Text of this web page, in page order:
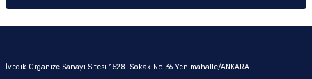
İvedik Organize Sanayi Sitesi 1528. Sokak No:36 Yenimahalle/ANKARA